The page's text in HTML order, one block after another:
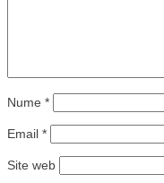
Nume *
Email *
Site web